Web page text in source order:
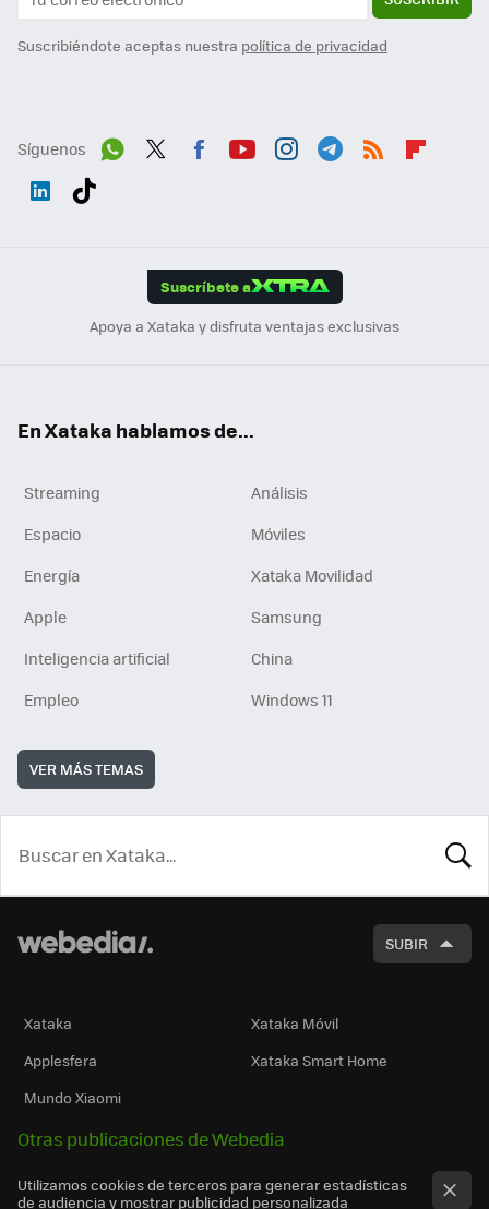
Suscribiéndote aceptas nuestra política de privacidad
Síguenos
Suscríbete a
Apoya a Xataka y disfruta ventajas exclusivas
En Xataka hablamos de...
Streaming
Análisis
Espacio
Móviles
Energía
Xataka Movilidad
Apple
Samsung
Inteligencia artificial
China
Empleo
Windows 11
VER MÁS TEMAS
SUBIR
Xataka
Xataka Móvil
Applesfera
Xataka Smart Home
Mundo Xiaomi
Otras publicaciones de Webedia
Utilizamos cookies de terceros para generar estadísticas
de audiencia y mostrar publicidad personalizada